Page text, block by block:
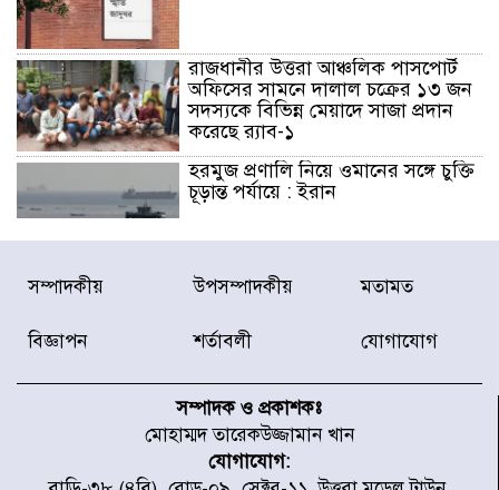
রাজধানীর উত্তরা আঞ্চলিক পাসপোর্ট
অফিসের সামনে দালাল চক্রের ১৩ জন
সদস্যকে বিভিন্ন মেয়াদে সাজা প্রদান
করেছে র‌্যাব-১
হরমুজ প্রণালি নিয়ে ওমানের সঙ্গে চুক্তি
চূড়ান্ত পর্যায়ে : ইরান
প্রত্যেক অপরাধীর বিচার এ দেশেই
হবে, সে যত শক্তিশালীই হোক না কেন,
প্রতিমন্ত্রী মীর হেলাল
হাসিনার বক্তব্য প্রচারে ভারতের সমর্থন
সম্পাদকীয় উপসম্পাদকীয় মতামত
বিজ্ঞাপন শর্তাবলী যোগাযোগ
সম্পাদক ও প্রকাশকঃ
মোহাম্মদ তারেকউজ্জামান খান
যোগাযোগ: